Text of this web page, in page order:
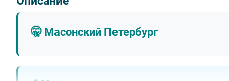
🤫 Масонский Петербург